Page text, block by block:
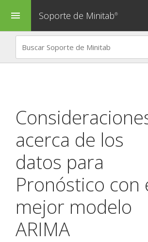
menu Soporte de Minitab®
acerca de los
datos para
Pronóstico con
mejor modelo
ARIMA